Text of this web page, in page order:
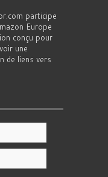
participe
Europe
conçu pour
une
de liens vers